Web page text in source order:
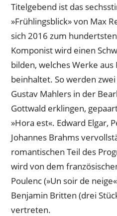
Titelgebend ist das
»Frühlingsblick» von Max
sich 2016 zum
Komponist wird einen
bilden, welches Werke
beinhaltet. So werden
Gustav Mahlers in der
Gottwald erklingen,
»Hora est«. Edward Elgar,
Johannes Brahms
romantischen Teil des
wird von dem
Poulenc (»Un soir de
Benjamin Britten (drei
vertreten.